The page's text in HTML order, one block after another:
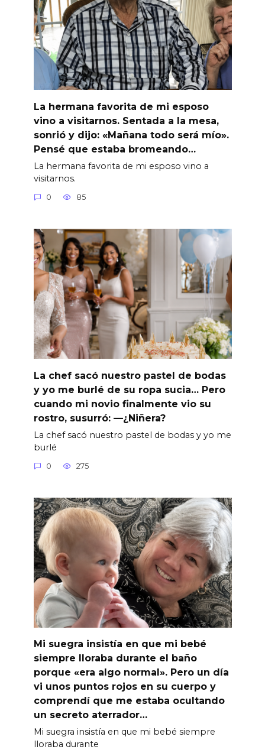
La hermana favorita de mi esposo
vino a visitarnos. Sentada a la mesa,
sonrió y dijo: «Mañana todo será mío».
Pensé que estaba bromeando…
La hermana favorita de mi esposo vino a
visitarnos.
0 85
La chef sacó nuestro pastel de bodas
y yo me burlé de su ropa sucia… Pero
cuando mi novio finalmente vio su
rostro, susurró: —¿Niñera?
La chef sacó nuestro pastel de bodas y yo me
burlé
0 275
Mi suegra insistía en que mi bebé
siempre lloraba durante el baño
porque «era algo normal». Pero un día
vi unos puntos rojos en su cuerpo y
comprendí que me estaba ocultando
un secreto aterrador…
Mi suegra insistía en que mi bebé siempre
lloraba durante